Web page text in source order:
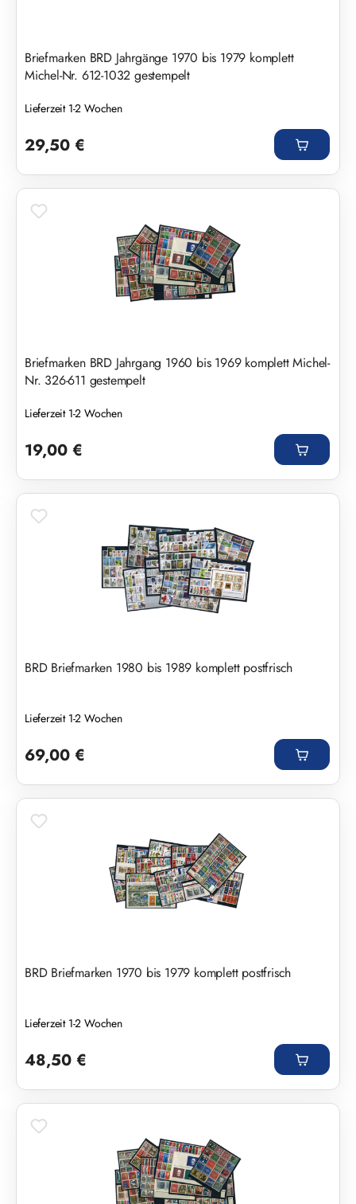
Briefmarken BRD Jahrgänge 1970 bis 1979 komplett
Michel-Nr. 612-1032 gestempelt
Lieferzeit 1-2 Wochen
29,50 €
Briefmarken BRD Jahrgang 1960 bis 1969 komplett Michel-
Nr. 326-611 gestempelt
Lieferzeit 1-2 Wochen
19,00 €
BRD Briefmarken 1980 bis 1989 komplett postfrisch
Lieferzeit 1-2 Wochen
69,00 €
BRD Briefmarken 1970 bis 1979 komplett postfrisch
Lieferzeit 1-2 Wochen
48,50 €